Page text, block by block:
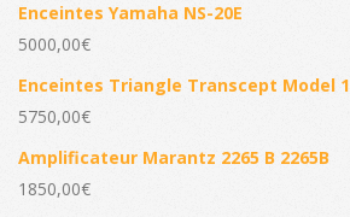
Enceintes Yamaha NS-20E
5000,00€
Enceintes Triangle Transcept Model 1
5750,00€
Amplificateur Marantz 2265 B 2265B
1850,00€